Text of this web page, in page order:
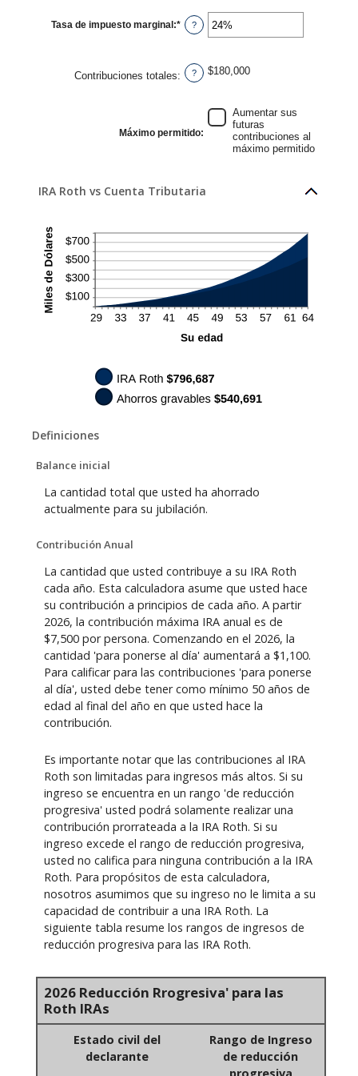
0%
y
20%
Tasa de impuesto marginal:* Ingresa
un
0%
y
50%
?
Contribuciones totales: ? $180,000
Máximo permitido:
Aumentar sus
futuras
contribuciones al
máximo permitido
IRA Roth vs Cuenta Tributaria
Definiciones
Balance inicial
La cantidad total que usted ha ahorrado
actualmente para su jubilación.
Contribución Anual
La cantidad que usted contribuye a su IRA Roth
cada año. Esta calculadora asume que usted hace
su contribución a principios de cada año. A partir
2026, la contribución máxima IRA anual es de
$7,500 por persona. Comenzando en el 2026, la
cantidad 'para ponerse al día' aumentará a $1,100.
Para calificar para las contribuciones 'para ponerse
al día', usted debe tener como mínimo 50 años de
edad al final del año en que usted hace la
contribución.
Es importante notar que las contribuciones al IRA
Roth son limitadas para ingresos más altos. Si su
ingreso se encuentra en un rango 'de reducción
progresiva' usted podrá solamente realizar una
contribución prorrateada a la IRA Roth. Si su
ingreso excede el rango de reducción progresiva,
usted no califica para ninguna contribución a la IRA
Roth. Para propósitos de esta calculadora,
nosotros asumimos que su ingreso no le limita a su
capacidad de contribuir a una IRA Roth. La
siguiente tabla resume los rangos de ingresos de
reducción progresiva para las IRA Roth.
2026 Reducción Rrogresiva' para las
Roth IRAs
Estado civil del
declarante
Rango de Ingreso
de reducción